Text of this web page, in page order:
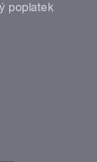
poplatek